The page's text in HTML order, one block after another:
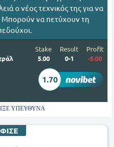
ο νέος τεχνικός της για να
Μπορούν να πετύχουν τη
Stake
5.00
Result
0-1
Profit
-5.00
1.70
ΥΠΕΥΘΥΝΑ